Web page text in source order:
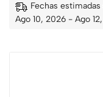
Fechas
Ago 10, 2026 - Ago